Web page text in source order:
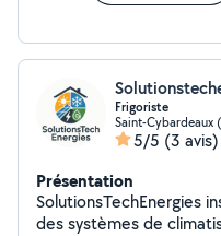
Frigoriste
Saint-Cybardeaux
5/5 (3 avis)
Présentation
SolutionsTechEnergies
des systèmes de